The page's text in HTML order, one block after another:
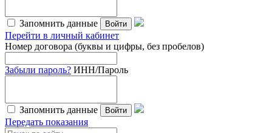
Запомнить данные Войти
Перейти в личный кабинет
Номер договора (буквы и цифры, без пробелов)
Забыли пароль? ИНН/Пароль
Запомнить данные Войти
Передать показания